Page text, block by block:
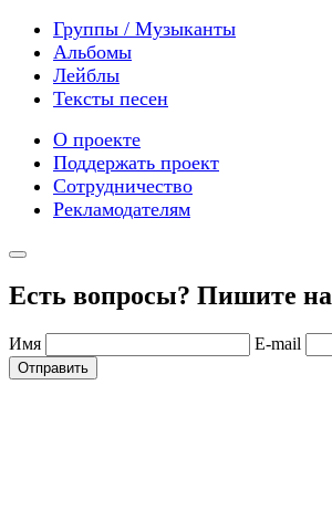
Группы / Музыканты
Альбомы
Лейблы
Тексты песен
О проекте
Поддержать проект
Сотрудничество
Рекламодателям
Есть вопросы? Пишите
Имя E-mail